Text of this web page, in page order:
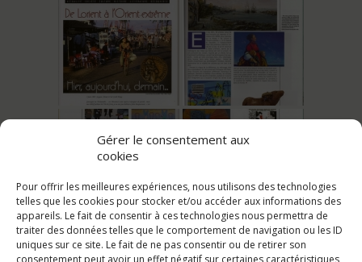
Gérer le consentement aux
cookies
Pour offrir les meilleures expériences, nous utilisons des technologies
telles que les cookies pour stocker et/ou accéder aux informations des
appareils. Le fait de consentir à ces technologies nous permettra de
traiter des données telles que le comportement de navigation ou les ID
uniques sur ce site. Le fait de ne pas consentir ou de retirer son
consentement peut avoir un effet négatif sur certaines caractéristiques